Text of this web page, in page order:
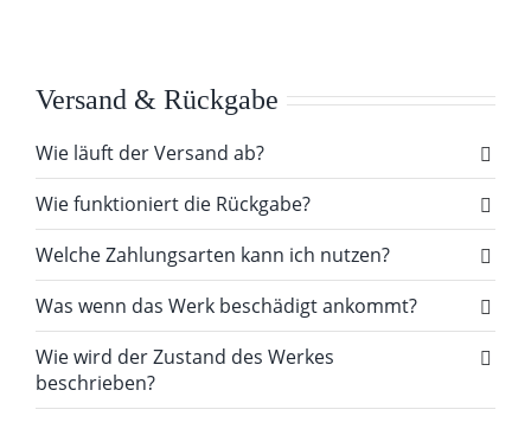
Versand & Rückgabe
Wie läuft der Versand ab?
Wie funktioniert die Rückgabe?
Welche Zahlungsarten kann ich nutzen?
Was wenn das Werk beschädigt ankommt?
Wie wird der Zustand des Werkes
beschrieben?